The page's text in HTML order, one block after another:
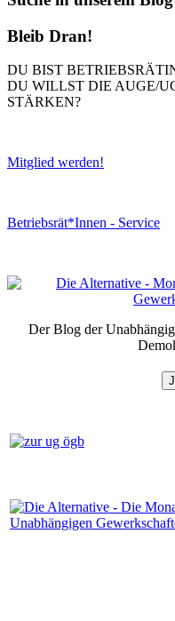
Bleib Dran!
DU BIST
DU WILLST DIE AUGE/
STÄRKEN?
Mitglied werden!
Betriebsrät*Innen - Service
Der Blog der